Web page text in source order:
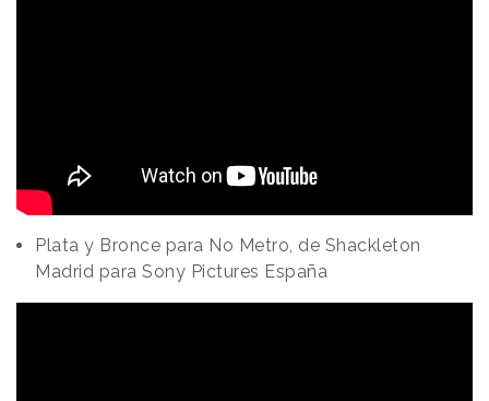
Plata y Bronce para No Metro, de Shackleton
Madrid para Sony Pictures España